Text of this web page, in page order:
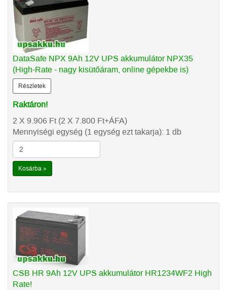
DataSafe NPX 9Ah 12V UPS akkumulátor NPX35
(High-Rate - nagy kisütőáram, online gépekbe is)
Részletek
Raktáron!
2 X 9.906 Ft(2 X 7.800 Ft+ÁFA)
Mennyiségi egység (1 egység ezt takarja): 1 db
Kosárba »
CSB HR 9Ah 12V UPS akkumulátor HR1234WF2 High
Rate!